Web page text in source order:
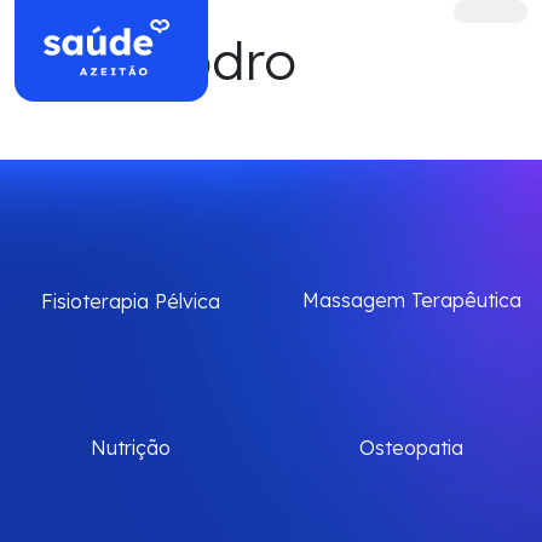
Skip to content
Autor: pdro
Fisioterapia Pélvica Massagem Terapêutica
Nutrição Osteopatia